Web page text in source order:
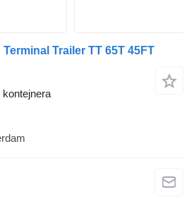
Trailer TT 65T 45FT